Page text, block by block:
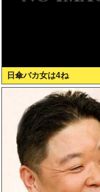
日傘バカ女は4ね